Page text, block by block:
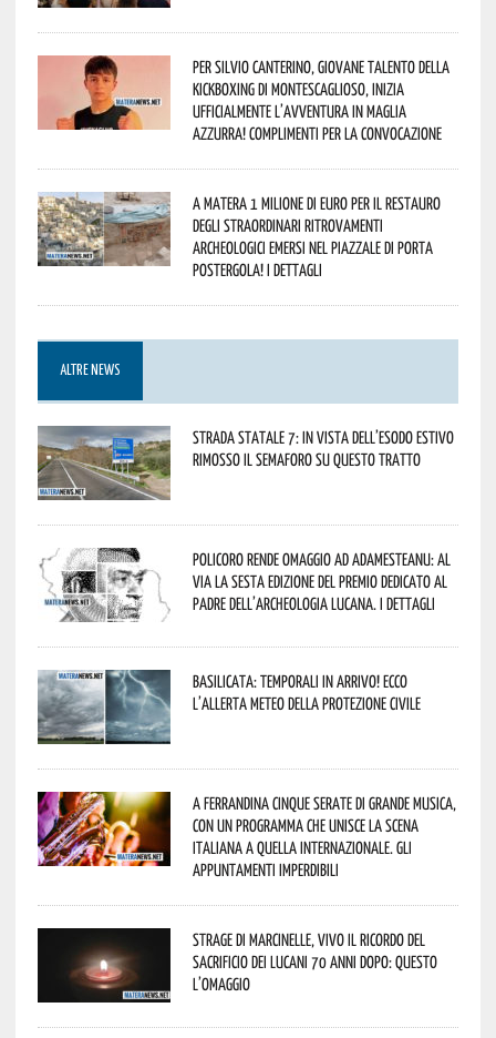
Per Silvio Canterino, giovane talento della
kickboxing di Montescaglioso, inizia
ufficialmente l’avventura in maglia
azzurra! Complimenti per la convocazione
A Matera 1 milione di euro per il restauro
degli straordinari ritrovamenti
archeologici emersi nel piazzale di Porta
Postergola! I dettagli
ALTRE NEWS
Strada statale 7: in vista dell’esodo estivo
rimosso il semaforo su questo tratto
Policoro rende omaggio ad Adamesteanu: al
via la sesta edizione del Premio dedicato al
padre dell’archeologia lucana. I dettagli
Basilicata: temporali in arrivo! Ecco
l’allerta meteo della Protezione civile
A Ferrandina cinque serate di grande musica,
con un programma che unisce la scena
italiana a quella internazionale. Gli
appuntamenti imperdibili
Strage di Marcinelle, vivo il ricordo del
sacrificio dei lucani 70 anni dopo: questo
l’omaggio